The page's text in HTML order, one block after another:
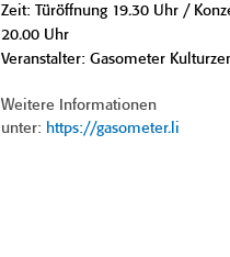
Zeit: Türöffnung 19.30 Uhr /
20.00 Uhr
Veranstalter: Gasometer
Weitere Informationen
unter: https://gasometer.li